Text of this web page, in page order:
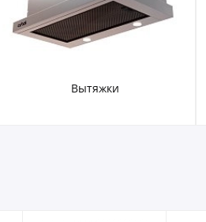
Вытяжки